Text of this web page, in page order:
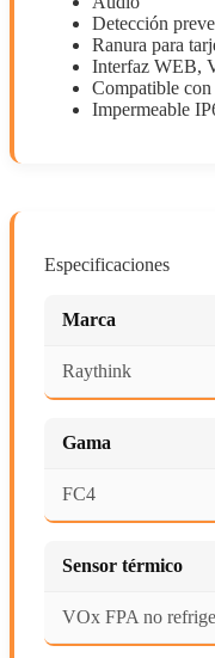
Detección
Ranura para
Interfaz WEB,
Compatible
Impermeable
Especificaciones
Marca
Raythink
Gama
FC4
Sensor térmico
VOx FPA no